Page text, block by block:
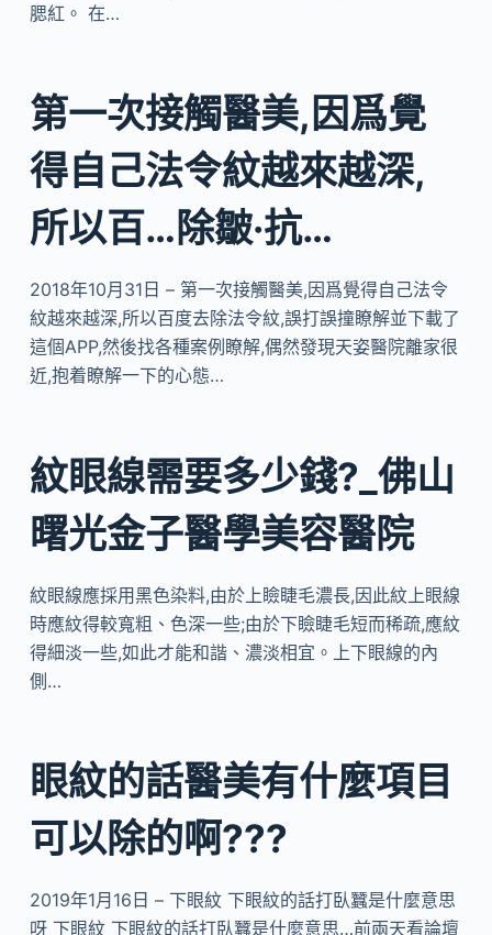
腮紅。 在…
第一次接觸醫美,因爲覺
得自己法令紋越來越深,
所以百…除皺·抗…
2018年10月31日 – 第一次接觸醫美,因爲覺得自己法令
紋越來越深,所以百度去除法令紋,誤打誤撞瞭解並下載了
這個APP,然後找各種案例瞭解,偶然發現天姿醫院離家很
近,抱着瞭解一下的心態…
紋眼線需要多少錢?_佛山
曙光金子醫學美容醫院
紋眼線應採用黑色染料,由於上瞼睫毛濃長,因此紋上眼線
時應紋得較寬粗、色深一些;由於下瞼睫毛短而稀疏,應紋
得細淡一些,如此才能和諧、濃淡相宜。上下眼線的內
側…
眼紋的話醫美有什麼項目
可以除的啊???
2019年1月16日 – 下眼紋 下眼紋的話打臥蠶是什麼意思
呀 下眼紋 下眼紋的話打臥蠶是什麼意思…前兩天看論壇